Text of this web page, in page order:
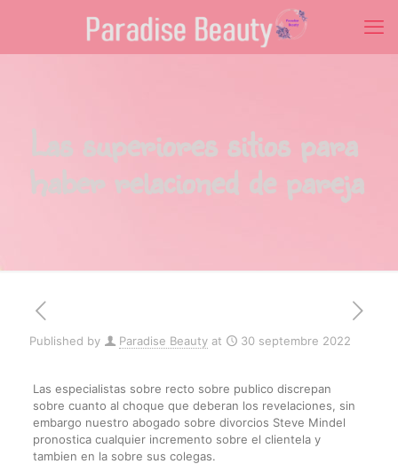
Las superiores sitios para
haber relacioned de pareja
Published by Paradise Beauty at 30 septembre 2022
Las especialistas sobre recto sobre publico discrepan
sobre cuanto al choque que deberan los revelaciones, sin
embargo nuestro abogado sobre divorcios Steve Mindel
pronostica cualquier incremento sobre el clientela y
tambien en la sobre sus colegas.